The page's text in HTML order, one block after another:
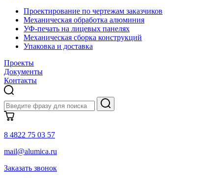
Проектирование по чертежам заказчиков
Механическая обработка алюминия
УФ-печать на лицевых панелях
Механическая сборка конструкций
Упаковка и доставка
Проекты
Документы
Контакты
8 4822 75 03 57
mail@alumica.ru
Заказать звонок